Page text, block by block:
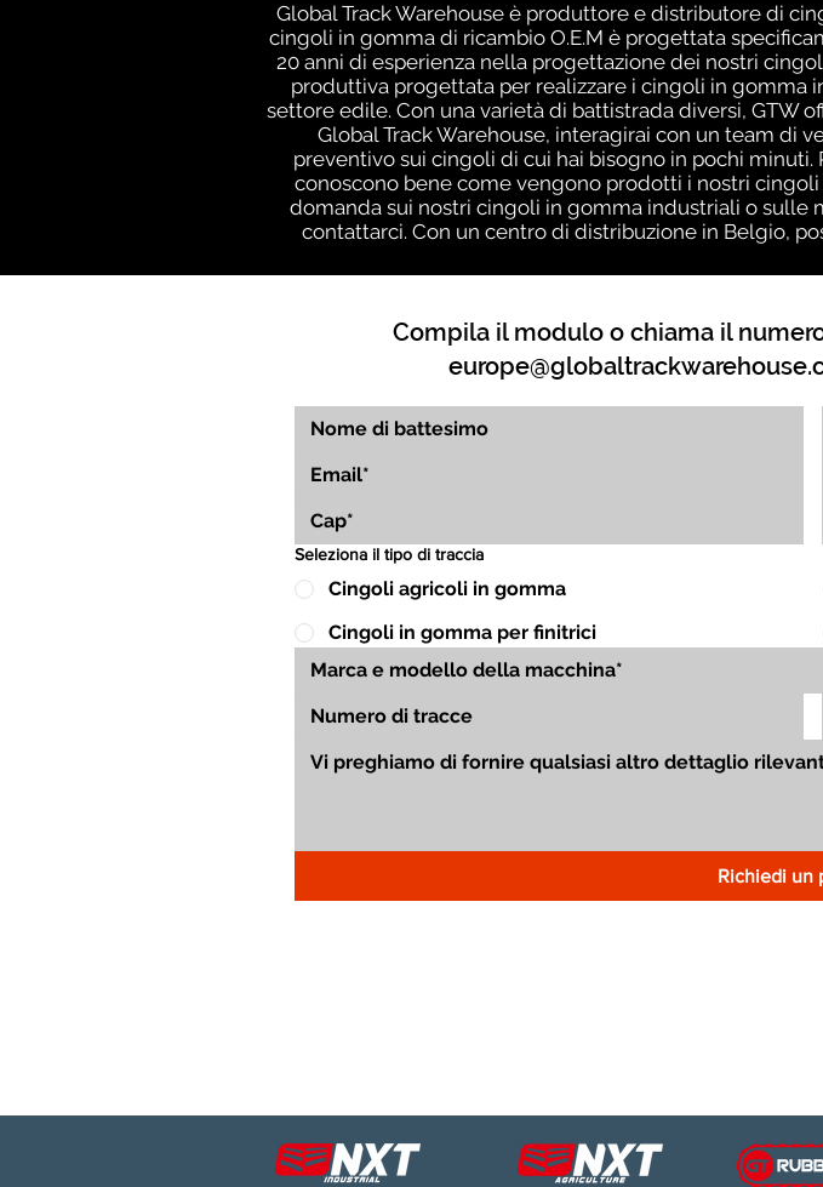
Global Track Warehouse è produttore e distributore di
cingoli in gomma di ricambio O.E.M è progettata
20 anni di esperienza nella progettazione dei nostri
produttiva progettata per realizzare i cingoli in
settore edile. Con una varietà di battistrada diversi, GTW
Global Track Warehouse, interagirai con un team di
preventivo sui cingoli di cui hai bisogno in pochi
conoscono bene come vengono prodotti i nostri
domanda sui nostri cingoli in gomma industriali o sulle
contattarci. Con un centro di distribuzione in Belgio,
Compila il modulo o chiama il
Seleziona il tipo di traccia
Cingoli agricoli in gomma
Cingoli in gomma per finitrici
Richiedi un